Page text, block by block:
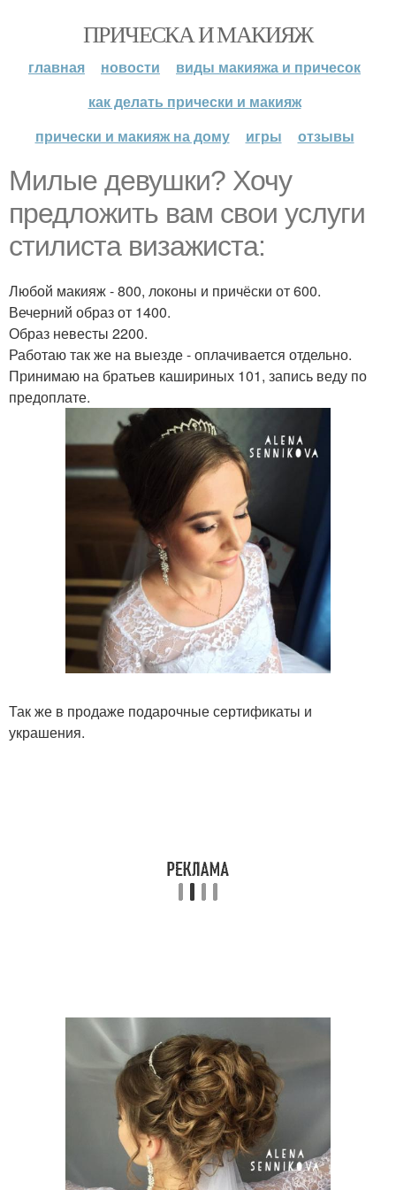
ПРИЧЕСКА И МАКИЯЖ
главная новости
виды макияжа и причесок
как делать прически и макияж
прически и макияж на дому
игры отзывы
Милые девушки? Хочу
предложить вам свои услуги
стилиста визажиста:
Любой макияж - 800, локоны и причёски от 600.
Вечерний образ от 1400.
Образ невесты 2200.
Работаю так же на выезде - оплачивается отдельно.
Принимаю на братьев кашириных 101, запись веду по
предоплате.
Так же в продаже подарочные сертификаты и
украшения.